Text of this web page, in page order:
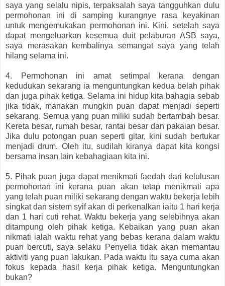
saya yang selalu nipis, terpaksalah saya tangguhkan dulu
permohonan ini di samping kurangnye rasa keyakinan
untuk mengemukakan permohonan ini. Kini, setelah saya
dapat mengeluarkan kesemua duit pelaburan ASB saya,
saya merasakan kembalinya semangat saya yang telah
hilang selama ini.
4. Permohonan ini amat setimpal kerana dengan
kedudukan sekarang ia menguntungkan kedua belah pihak
dan juga pihak ketiga. Selama ini hidup kita bahagia sebab
jika tidak, manakan mungkin puan dapat menjadi seperti
sekarang. Semua yang puan miliki sudah bertambah besar.
Kereta besar, rumah besar, rantai besar dan pakaian besar.
Jika dulu potongan puan seperti gitar, kini sudah bertukar
menjadi drum. Oleh itu, sudilah kiranya dapat kita kongsi
bersama insan lain kebahagiaan kita ini.
5. Pihak puan juga dapat menikmati faedah dari kelulusan
permohonan ini kerana puan akan tetap menikmati apa
yang telah puan miliki sekarang dengan waktu bekerja lebih
singkat dan sistem syif akan di perkenalkan iaitu 1 hari kerja
dan 1 hari cuti rehat. Waktu bekerja yang selebihnya akan
ditampung oleh pihak ketiga. Kebaikan yang puan akan
nikmati ialah waktu rehat yang bebas kerana dalam waktu
puan bercuti, saya selaku Penyelia tidak akan memantau
aktiviti yang puan lakukan. Pada waktu itu saya cuma akan
fokus kepada hasil kerja pihak ketiga. Menguntungkan
bukan?